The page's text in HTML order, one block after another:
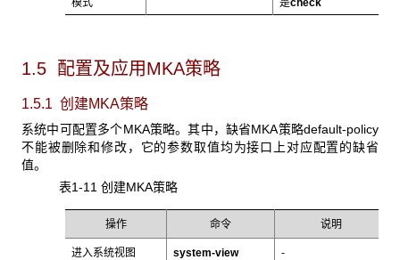
模式
是check
1.5 配置及应用MKA策略
1.5.1 创建MKA策略
系统中可配置多个MKA策略。其中，缺省MKA策略default-policy
不能被删除和修改，它的参数取值均为接口上对应配置的缺省
值。
表1-11 创建MKA策略
操作 命令 说明
进入系统视图 system-view -